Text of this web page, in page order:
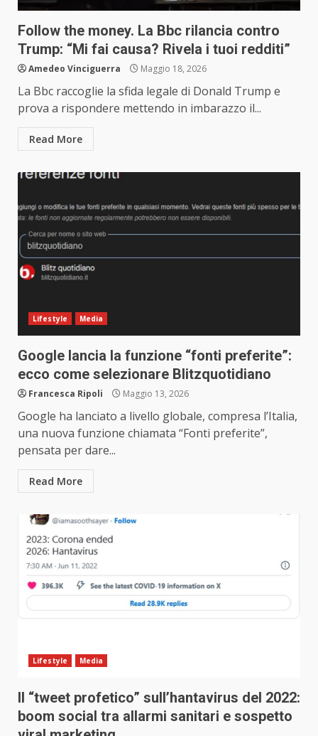
Follow the money. La Bbc rilancia contro
Trump: “Mi fai causa? Rivela i tuoi redditi”
Amedeo Vinciguerra Maggio 18, 2026
La Bbc raccoglie la sfida legale di Donald Trump e
prova a rispondere mettendo in imbarazzo il...
Read More
Lifestyle Media
Google lancia la funzione “fonti preferite”:
ecco come selezionare Blitzquotidiano
Francesca Ripoli Maggio 13, 2026
Google ha lanciato a livello globale, compresa l’Italia,
una nuova funzione chiamata “Fonti preferite”,
pensata per dare...
Read More
Lifestyle Media
Il “tweet profetico” sull’hantavirus del 2022:
boom social tra allarmi sanitari e sospetto